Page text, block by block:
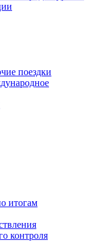
поездки
итогам
контроля